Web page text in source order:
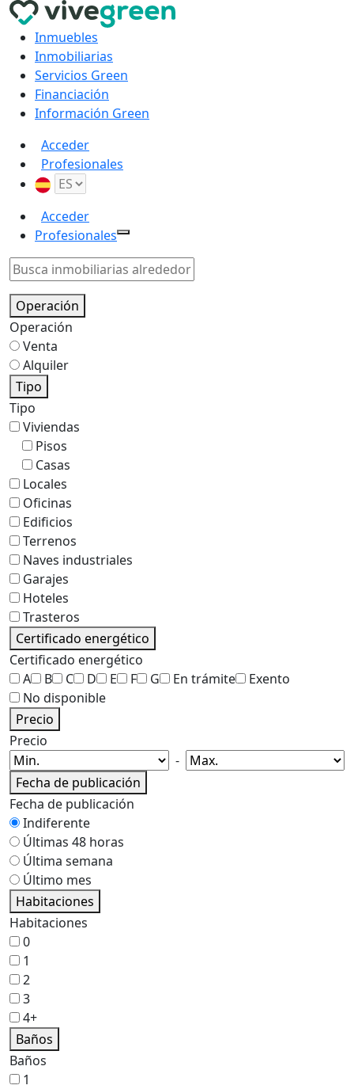
Inmuebles
Inmobiliarias
Servicios Green
Financiación
Información Green
Acceder
Profesionales
Acceder
Profesionales
Operación
Operación
Venta
Alquiler
Tipo
Tipo
Viviendas
Pisos
Casas
Locales
Oficinas
Edificios
Terrenos
Naves industriales
Garajes
Hoteles
Trasteros
Certificado energético
Certificado energético
A
B C D E F G En trámite
Exento
No disponible
Precio
Precio
-
Fecha de publicación
Fecha de publicación
Indiferente
Últimas 48 horas
Última semana
Último mes
Habitaciones
Habitaciones
0
1
2
3
4+
Baños
Baños
1